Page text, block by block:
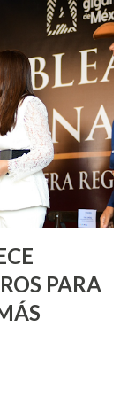
Montañez
cerca de 90 mil
en la calle
de Octubre, con
se
Señora de la
Septiembre, en
comunidad
PARA